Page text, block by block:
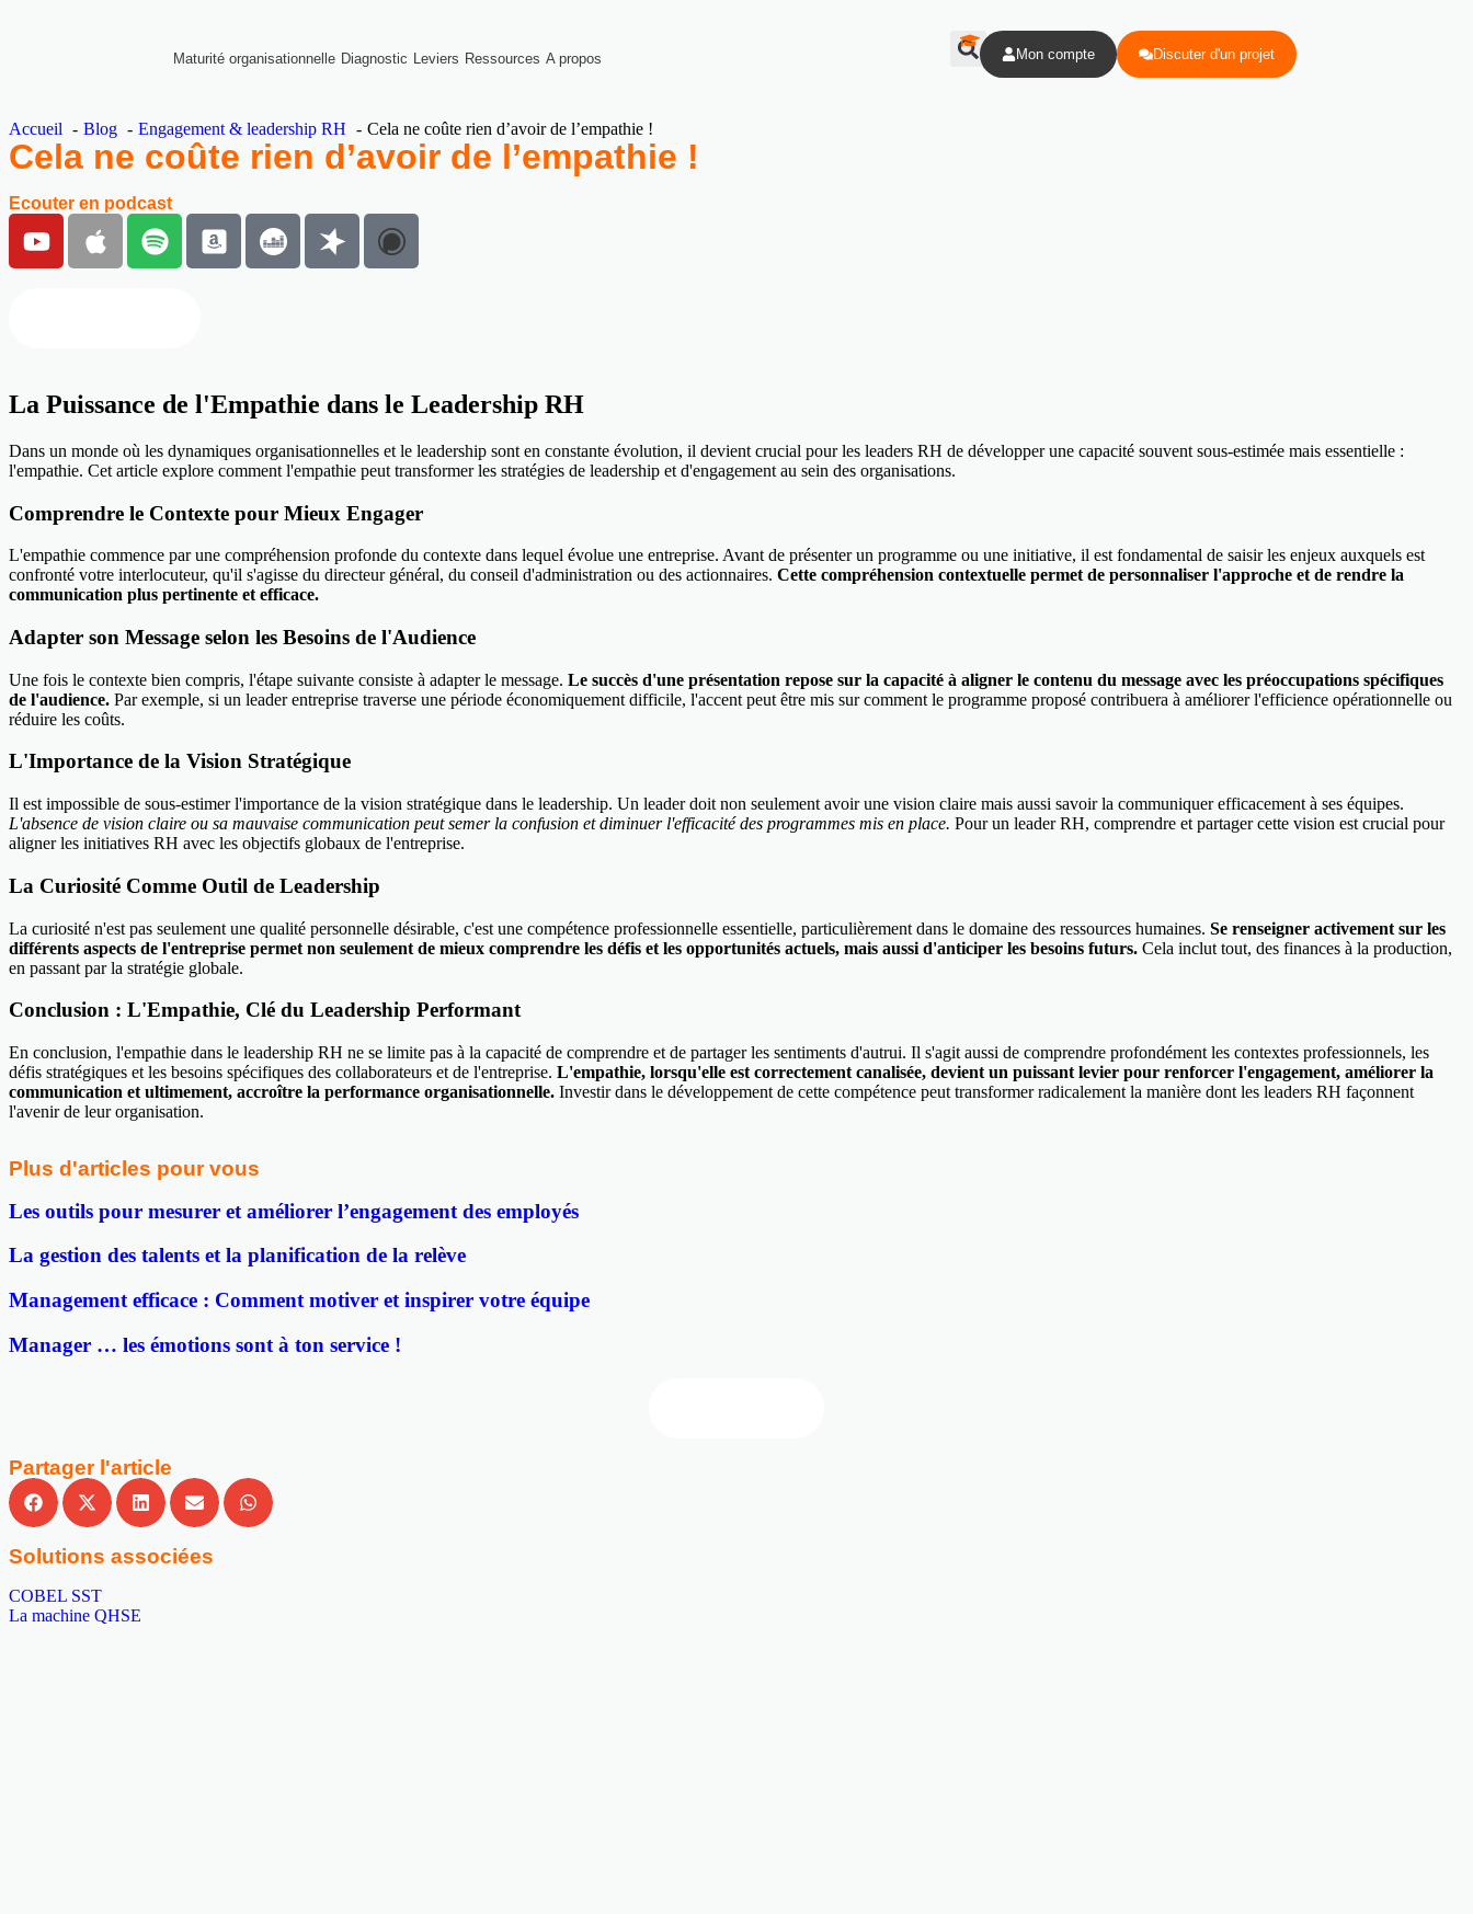
Maturité organisationnelle Diagnostic Leviers Ressources A propos Mon compte Discuter d'un projet
Accueil Blog Engagement & leadership RH Cela ne coûte rien d’avoir de l’empathie !
Cela ne coûte rien d’avoir de l’empathie !
Ecouter en podcast
La Puissance de l'Empathie dans le Leadership RH
Dans un monde où les dynamiques organisationnelles et le leadership sont en constante évolution, il devient crucial pour les leaders RH de développer une capacité souvent sous-estimée mais essentielle :
l'empathie. Cet article explore comment l'empathie peut transformer les stratégies de leadership et d'engagement au sein des organisations.
Comprendre le Contexte pour Mieux Engager
L'empathie commence par une compréhension profonde du contexte dans lequel évolue une entreprise. Avant de présenter un programme ou une initiative, il est fondamental de saisir les enjeux auxquels est
confronté votre interlocuteur, qu'il s'agisse du directeur général, du conseil d'administration ou des actionnaires. Cette compréhension contextuelle permet de personnaliser l'approche et de rendre la
communication plus pertinente et efficace.
Adapter son Message selon les Besoins de l'Audience
Une fois le contexte bien compris, l'étape suivante consiste à adapter le message. Le succès d'une présentation repose sur la capacité à aligner le contenu du message avec les préoccupations spécifiques
de l'audience. Par exemple, si un leader entreprise traverse une période économiquement difficile, l'accent peut être mis sur comment le programme proposé contribuera à améliorer l'efficience opérationnelle ou
réduire les coûts.
L'Importance de la Vision Stratégique
Il est impossible de sous-estimer l'importance de la vision stratégique dans le leadership. Un leader doit non seulement avoir une vision claire mais aussi savoir la communiquer efficacement à ses équipes.
L'absence de vision claire ou sa mauvaise communication peut semer la confusion et diminuer l'efficacité des programmes mis en place. Pour un leader RH, comprendre et partager cette vision est crucial pour
aligner les initiatives RH avec les objectifs globaux de l'entreprise.
La Curiosité Comme Outil de Leadership
La curiosité n'est pas seulement une qualité personnelle désirable, c'est une compétence professionnelle essentielle, particulièrement dans le domaine des ressources humaines. Se renseigner activement sur les
différents aspects de l'entreprise permet non seulement de mieux comprendre les défis et les opportunités actuels, mais aussi d'anticiper les besoins futurs. Cela inclut tout, des finances à la production,
en passant par la stratégie globale.
Conclusion : L'Empathie, Clé du Leadership Performant
En conclusion, l'empathie dans le leadership RH ne se limite pas à la capacité de comprendre et de partager les sentiments d'autrui. Il s'agit aussi de comprendre profondément les contextes professionnels, les
défis stratégiques et les besoins spécifiques des collaborateurs et de l'entreprise. L'empathie, lorsqu'elle est correctement canalisée, devient un puissant levier pour renforcer l'engagement, améliorer la
communication et ultimement, accroître la performance organisationnelle. Investir dans le développement de cette compétence peut transformer radicalement la manière dont les leaders RH façonnent
l'avenir de leur organisation.
Plus d'articles pour vous
Les outils pour mesurer et améliorer l’engagement des employés
La gestion des talents et la planification de la relève
Management efficace : Comment motiver et inspirer votre équipe
Manager … les émotions sont à ton service !
Partager l'article
Solutions associées
COBEL SST
La machine QHSE